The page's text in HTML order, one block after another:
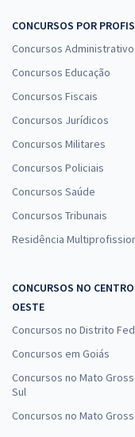
CONCURSOS POR
Concursos
Concursos Educação
Concursos Fiscais
Concursos Jurídicos
Concursos Militares
Concursos Policiais
Concursos Saúde
Concursos Tribunais
Residência
CONCURSOS NO
OESTE
Concursos no Distrito
Concursos em Goiás
Concursos no Mato
Sul
Concursos no Mato